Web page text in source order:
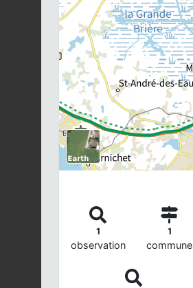
1
observation
1
commune